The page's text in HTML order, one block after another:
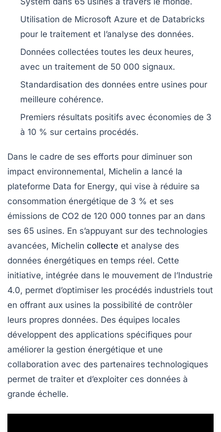
Utilisation de Microsoft Azure et de Databricks
pour le traitement et l’analyse des données.
Données collectées toutes les deux heures,
avec un traitement de 50 000 signaux.
Standardisation des données entre usines pour
meilleure cohérence.
Premiers résultats positifs avec économies de 3
à 10 % sur certains procédés.
Dans le cadre de ses efforts pour diminuer son
impact environnemental, Michelin a lancé la
plateforme Data for Energy, qui vise à réduire sa
consommation énergétique de 3 % et ses
émissions de CO2 de 120 000 tonnes par an dans
ses 65 usines. En s’appuyant sur des technologies
avancées, Michelin collecte et analyse des
données énergétiques en temps réel. Cette
initiative, intégrée dans le mouvement de l’Industrie
4.0, permet d’optimiser les procédés industriels tout
en offrant aux usines la possibilité de contrôler
leurs propres données. Des équipes locales
développent des applications spécifiques pour
améliorer la gestion énergétique et une
collaboration avec des partenaires technologiques
permet de traiter et d’exploiter ces données à
grande échelle.